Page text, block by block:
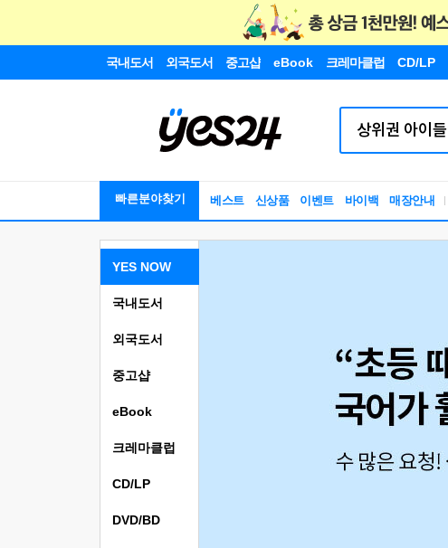
국내도서 외국도서 중고샵 eBook 크레마클럽 CD/LP
빠른분야찾기 베스트 신상품 이벤트 바이백 매장안내
YES NOW
국내도서
외국도서
중고샵
eBook
크레마클럽
CD/LP
DVD/BD